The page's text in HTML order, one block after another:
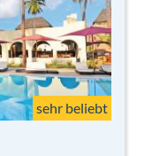
sehr beliebt